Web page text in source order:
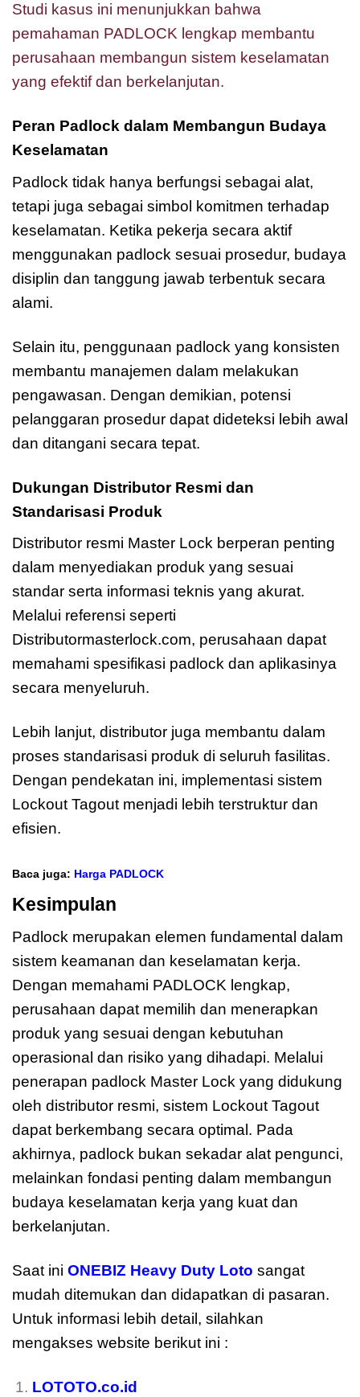
Studi kasus ini menunjukkan bahwa
pemahaman PADLOCK lengkap membantu
perusahaan membangun sistem keselamatan
yang efektif dan berkelanjutan.
Peran Padlock dalam Membangun Budaya
Keselamatan
Padlock tidak hanya berfungsi sebagai alat,
tetapi juga sebagai simbol komitmen terhadap
keselamatan. Ketika pekerja secara aktif
menggunakan padlock sesuai prosedur, budaya
disiplin dan tanggung jawab terbentuk secara
alami.
Selain itu, penggunaan padlock yang konsisten
membantu manajemen dalam melakukan
pengawasan. Dengan demikian, potensi
pelanggaran prosedur dapat dideteksi lebih awal
dan ditangani secara tepat.
Dukungan Distributor Resmi dan
Standarisasi Produk
Distributor resmi Master Lock berperan penting
dalam menyediakan produk yang sesuai
standar serta informasi teknis yang akurat.
Melalui referensi seperti
Distributormasterlock.com, perusahaan dapat
memahami spesifikasi padlock dan aplikasinya
secara menyeluruh.
Lebih lanjut, distributor juga membantu dalam
proses standarisasi produk di seluruh fasilitas.
Dengan pendekatan ini, implementasi sistem
Lockout Tagout menjadi lebih terstruktur dan
efisien.
Baca juga: Harga PADLOCK
Kesimpulan
Padlock merupakan elemen fundamental dalam
sistem keamanan dan keselamatan kerja.
Dengan memahami PADLOCK lengkap,
perusahaan dapat memilih dan menerapkan
produk yang sesuai dengan kebutuhan
operasional dan risiko yang dihadapi. Melalui
penerapan padlock Master Lock yang didukung
oleh distributor resmi, sistem Lockout Tagout
dapat berkembang secara optimal. Pada
akhirnya, padlock bukan sekadar alat pengunci,
melainkan fondasi penting dalam membangun
budaya keselamatan kerja yang kuat dan
berkelanjutan.
Saat ini ONEBIZ Heavy Duty Loto sangat
mudah ditemukan dan didapatkan di pasaran.
Untuk informasi lebih detail, silahkan
mengakses website berikut ini :
LOTOTO.co.id